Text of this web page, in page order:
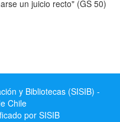
un juicio recto" (GS 50)
y Bibliotecas (SISIB) -
Chile
por SISIB